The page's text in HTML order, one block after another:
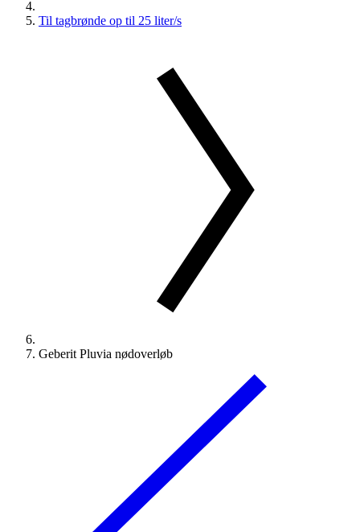
Til tagbrønde op til 25 liter/s
Geberit Pluvia nødoverløb